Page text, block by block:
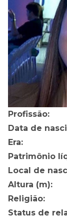
Profissão:
Data de
Era:
Patrimônio
Local de
Altura (m):
Religião:
Status de